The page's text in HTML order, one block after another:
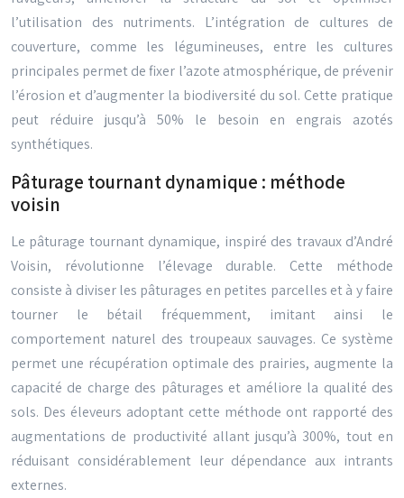
l’utilisation des nutriments. L’intégration de cultures de
couverture, comme les légumineuses, entre les cultures
principales permet de fixer l’azote atmosphérique, de prévenir
l’érosion et d’augmenter la biodiversité du sol. Cette pratique
peut réduire jusqu’à 50% le besoin en engrais azotés
synthétiques.
Pâturage tournant dynamique : méthode
voisin
Le pâturage tournant dynamique, inspiré des travaux d’André
Voisin, révolutionne l’élevage durable. Cette méthode
consiste à diviser les pâturages en petites parcelles et à y faire
tourner le bétail fréquemment, imitant ainsi le
comportement naturel des troupeaux sauvages. Ce système
permet une récupération optimale des prairies, augmente la
capacité de charge des pâturages et améliore la qualité des
sols. Des éleveurs adoptant cette méthode ont rapporté des
augmentations de productivité allant jusqu’à 300%, tout en
réduisant considérablement leur dépendance aux intrants
externes.